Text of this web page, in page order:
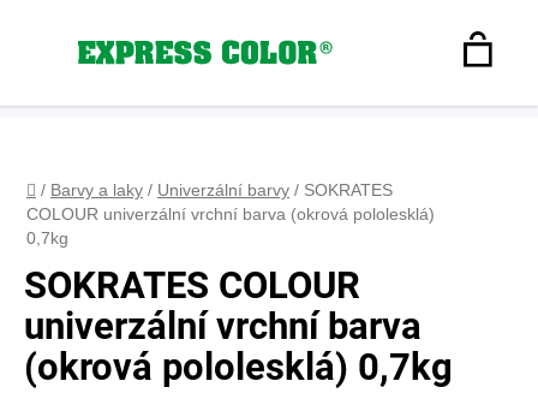
Hledat
Domů
/ Barvy a laky / Univerzální barvy / SOKRATES
COLOUR univerzální vrchní barva (okrová pololesklá)
0,7kg
SOKRATES COLOUR
univerzální vrchní barva
(okrová pololesklá) 0,7kg